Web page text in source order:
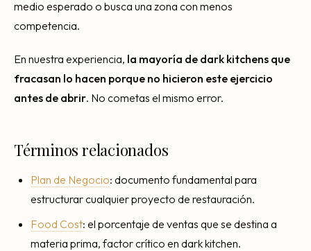
medio esperado o busca una zona con menos
competencia.
En nuestra experiencia, la mayoría de dark kitchens que
fracasan lo hacen porque no hicieron este ejercicio
antes de abrir. No cometas el mismo error.
Términos relacionados
Plan de Negocio: documento fundamental para
estructurar cualquier proyecto de restauración.
Food Cost: el porcentaje de ventas que se destina a
materia prima, factor crítico en dark kitchen.